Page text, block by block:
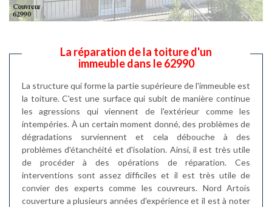
La réparation de la toiture d'un
immeuble dans le 62990
La structure qui forme la partie supérieure de l'immeuble est
la toiture. C'est une surface qui subit de manière continue
les agressions qui viennent de l'extérieur comme les
intempéries. À un certain moment donné, des problèmes de
dégradations surviennent et cela débouche à des
problèmes d'étanchéité et d'isolation. Ainsi, il est très utile
de procéder à des opérations de réparation. Ces
interventions sont assez difficiles et il est très utile de
convier des experts comme les couvreurs. Nord Artois
couverture a plusieurs années d'expérience et il est à noter